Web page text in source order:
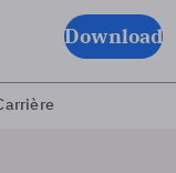
Download